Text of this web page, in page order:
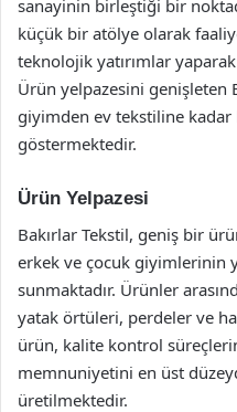
sanayinin birleştiği bir
küçük bir atölye olarak
teknolojik yatırımlar
Ürün yelpazesini genişleten
giyimden ev tekstiline
göstermektedir.
Ürün Yelpazesi
Bakırlar Tekstil, geniş bir
erkek ve çocuk giyimlerinin
sunmaktadır. Ürünler
yatak örtüleri, perdeler ve
ürün, kalite kontrol
memnuniyetini en üst
üretilmektedir.